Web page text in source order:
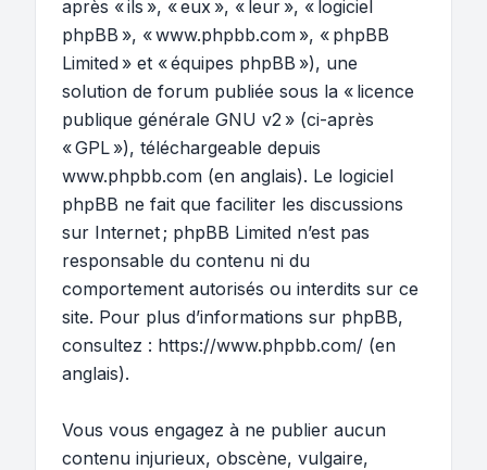
après « ils », « eux », « leur », « logiciel
phpBB », « www.phpbb.com », « phpBB
Limited » et « équipes phpBB »), une
solution de forum publiée sous la « licence
publique générale GNU v2 » (ci-après
« GPL »), téléchargeable depuis
www.phpbb.com (en anglais). Le logiciel
phpBB ne fait que faciliter les discussions
sur Internet ; phpBB Limited n’est pas
responsable du contenu ni du
comportement autorisés ou interdits sur ce
site. Pour plus d’informations sur phpBB,
consultez : https://www.phpbb.com/ (en
anglais).
Vous vous engagez à ne publier aucun
contenu injurieux, obscène, vulgaire,